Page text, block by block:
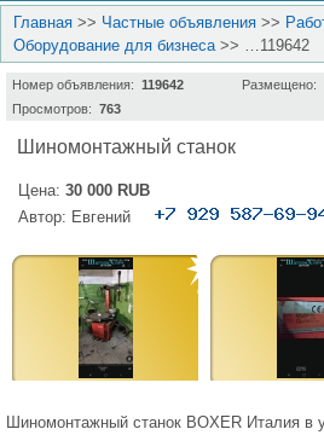
Главная >> Частные объявления >>
Оборудование для бизнеса>> …119642
Номер объявления: 119642 Размещено:
Просмотров: 763
Шиномонтажный станок
Цена: 30 000 RUB
Автор: Евгений
Шиномонтажный станок BOXER Италия в